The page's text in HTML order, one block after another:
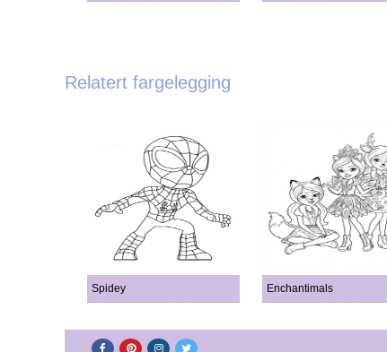
Relatert fargelegging
Spidey Enchantimals